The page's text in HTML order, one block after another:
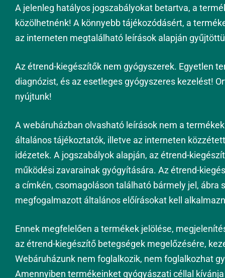
A jelenleg hatályos jogszabályokat betartva, a
közölhetnénk! A könnyebb tájékozódásért, a
az interneten megtalálható leírások alapján
Az étrend-kiegészítők nem gyógyszerek. Egyetlen
diagnózist, és az esetleges gyógyszeres kezelést!
nyújtunk!
A webáruházban olvasható leírások nem a
általános tájékoztatók, illetve az interneten
idézetek. A jogszabályok alapján, az étrend-
működési zavarainak gyógyítására. Az étrend-
a címkén, csomagoláson található bármely jel,
megfogalmazott általános előírásokat kell
Ennek megfelelően a termékek jelölése,
az étrend-kiegészítő betegségek megelőzésére,
Webáruházunk nem foglalkozik, nem foglalkozhat
Amennyiben termékeinket gyógyászati céllal